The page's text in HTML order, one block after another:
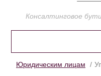
Консалтинговое
Юридическим лицам